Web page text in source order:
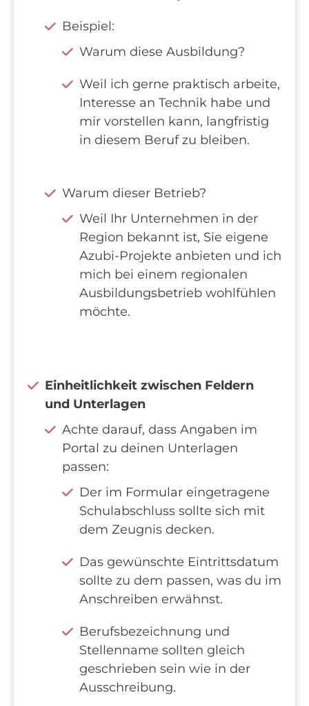
Beispiel:
Warum diese Ausbildung?
Weil ich gerne praktisch arbeite,
Interesse an Technik habe und
mir vorstellen kann, langfristig
in diesem Beruf zu bleiben.
Warum dieser Betrieb?
Weil Ihr Unternehmen in der
Region bekannt ist, Sie eigene
Azubi-Projekte anbieten und ich
mich bei einem regionalen
Ausbildungsbetrieb wohlfühlen
möchte.
Einheitlichkeit zwischen Feldern
und Unterlagen
Achte darauf, dass Angaben im
Portal zu deinen Unterlagen
passen:
Der im Formular eingetragene
Schulabschluss sollte sich mit
dem Zeugnis decken.
Das gewünschte Eintrittsdatum
sollte zu dem passen, was du im
Anschreiben erwähnst.
Berufsbezeichnung und
Stellenname sollten gleich
geschrieben sein wie in der
Ausschreibung.